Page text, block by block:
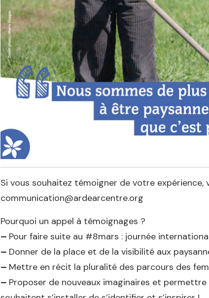
Si vous souhaitez témoigner de votre expérience,
communication@ardearcentre.org
Pourquoi un appel à témoignages ?
– Pour faire suite au #8mars : journée
– Donner de la place et de la visibilité aux
– Mettre en récit la pluralité des parcours des
– Proposer de nouveaux imaginaires et